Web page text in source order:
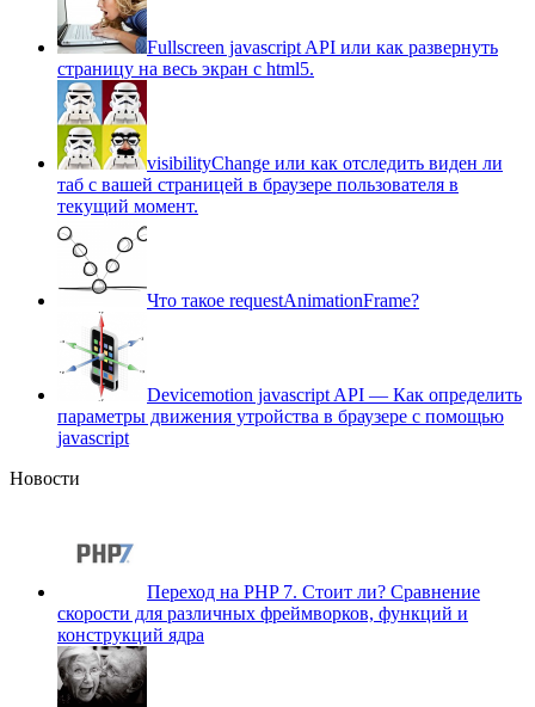
Fullscreen javascript API или как развернуть
страницу на весь экран c html5.
visibilityChange или как отследить виден ли
таб с вашей страницей в браузере пользователя в
текущий момент.
Что такое requestAnimationFrame?
Devicemotion javascript API — Как определить
параметры движения утройства в браузере с помощью
javascript
Новости
Переход на PHP 7. Cтоит ли? Сравнение
скорости для различных фреймворков, функций и
конструкций ядра